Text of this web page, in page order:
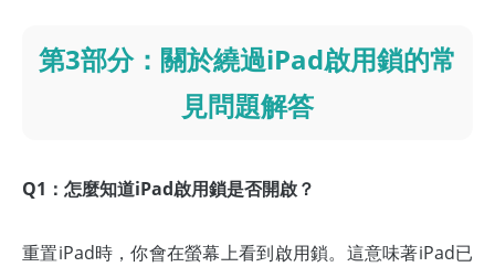
第3部分：關於繞過iPad啟用鎖的常
見問題解答
Q1：怎麼知道iPad啟用鎖是否開啟？
重置iPad時，你會在螢幕上看到啟用鎖。這意味著iPad已